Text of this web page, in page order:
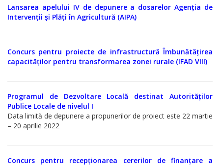
de
etică
a
publici
Linia
pentru
Lansarea apelului IV de depunere a dosarelor Agenția de
Intervenții și Plăți în Agricultură (AIPA)
Concurs pentru proiecte de infrastructură Îmbunătățirea
capacităților pentru transformarea zonei rurale (IFAD VIII)
Programul de Dezvoltare Locală destinat Autorităților
Publice Locale de nivelul I
Data limită de depunere a propunerilor de proiect este 22 martie
– 20 aprilie 2022
Concurs pentru recepționarea cererilor de finanțare a